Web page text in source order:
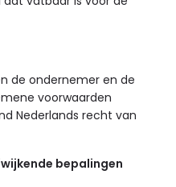
de ondernemer en de
voorwaarden
Nederlands recht van
bepalingen